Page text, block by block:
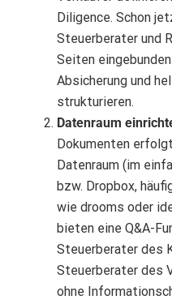
Diligence. Schon
Steuerberater und
Seiten
Absicherung und
strukturieren.
Datenraum
Dokumenten
Datenraum (im
bzw. Dropbox,
wie drooms oder
bieten eine Q&A-
Steuerberater des
Steuerberater des
ohne